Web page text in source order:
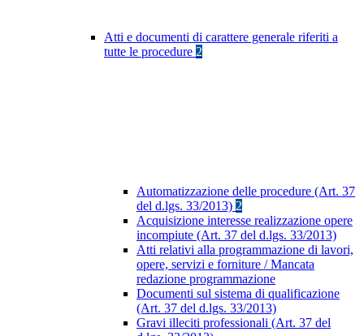
Atti e documenti di carattere generale riferiti a
tutte le procedure 2
Automatizzazione delle procedure (Art. 37
del d.lgs. 33/2013) 2
Acquisizione interesse realizzazione opere
incompiute (Art. 37 del d.lgs. 33/2013)
Atti relativi alla programmazione di lavori,
opere, servizi e forniture / Mancata
redazione programmazione
Documenti sul sistema di qualificazione
(Art. 37 del d.lgs. 33/2013)
Gravi illeciti professionali (Art. 37 del